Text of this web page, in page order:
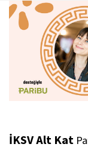
İKSV Alt Kat